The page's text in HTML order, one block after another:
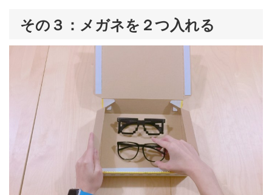
その３：メガネを２つ入れる